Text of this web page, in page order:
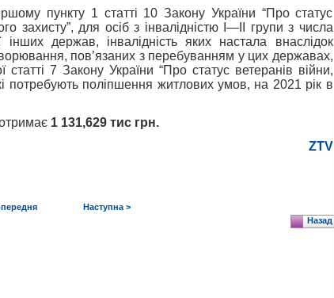
пункту 1 статті 10 Закону України “Про статус
захисту”, для осіб з інвалідністю I—II групи з числа
інших держав, інвалідність яких настала внаслідок
пов’язаних з перебуванням у цих державах,
7 Закону України “Про статус ветеранів війни,
потребують поліпшення житлових умов, на 2021 рік в
1 131,629 тис грн.
ZTV
Наступна >
Назад